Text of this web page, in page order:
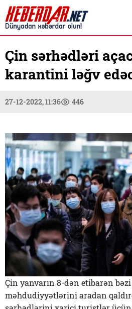
Çin sərhədləri
karantini ləğv
27-12-2022, 11:36 446
Çin yanvarın 8-dən etibarən
məhdudiyyətlərini aradan